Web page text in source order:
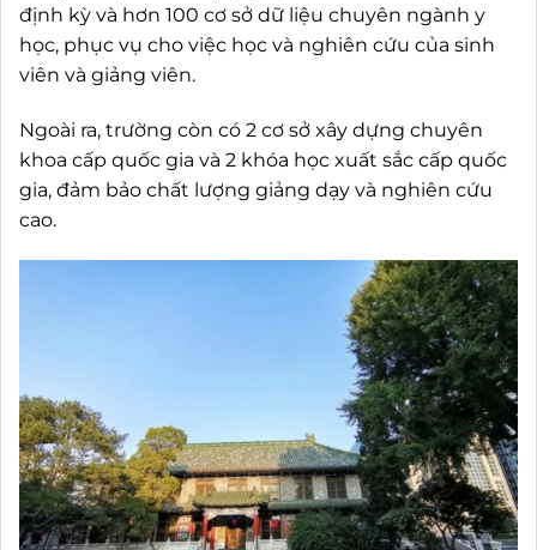
định kỳ và hơn 100 cơ sở dữ liệu chuyên ngành y
học, phục vụ cho việc học và nghiên cứu của sinh
viên và giảng viên.
Ngoài ra, trường còn có 2 cơ sở xây dựng chuyên
khoa cấp quốc gia và 2 khóa học xuất sắc cấp quốc
gia, đảm bảo chất lượng giảng dạy và nghiên cứu
cao.